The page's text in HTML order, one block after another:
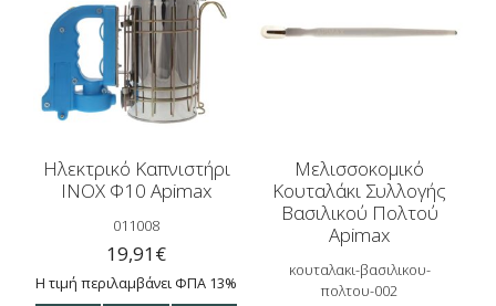
Ηλεκτρικό Καπνιστήρι
INOX Φ10 Apimax
011008
19,91€
Η τιμή περιλαμβάνει ΦΠΑ 13%
Μελισσοκομικό
Κουταλάκι Συλλογής
Βασιλικού Πολτού
Apimax
κουταλακι-βασιλικου-
πολτου-002